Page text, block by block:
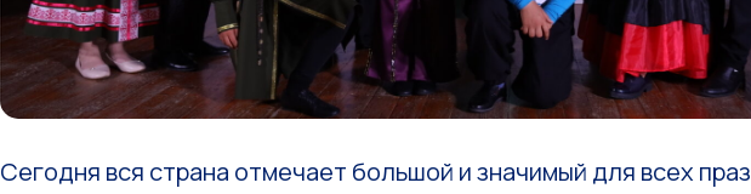
Сегодня вся страна отмечает большой и значимый для всех